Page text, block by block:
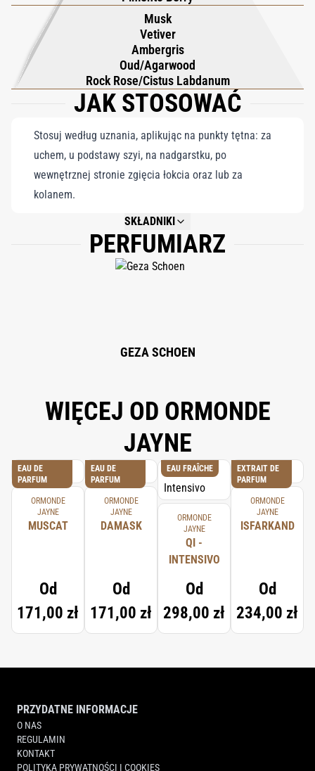
Musk
Vetiver
Ambergris
Oud/Agarwood
Rock Rose/Cistus Labdanum
JAK STOSOWAĆ
Stosuj według uznania, aplikując na punkty tętna: za
uchem, u podstawy szyi, na nadgarstku, po
wewnętrznej stronie zgięcia łokcia oraz lub za
kolanem.
SKŁADNIKI
NOT AVAILABLE.
PERFUMIARZ
GEZA SCHOEN
WIĘCEJ OD ORMONDE
JAYNE
EAU DE
PARFUM
ORMONDE
JAYNE
MUSCAT
Od
171,00 zł
EAU DE
PARFUM
ORMONDE
JAYNE
DAMASK
Od
171,00 zł
EAU FRAÎCHE
ORMONDE
JAYNE
QI -
INTENSIVO
Od
298,00 zł
EXTRAIT DE
PARFUM
ORMONDE
JAYNE
ISFARKAND
Od
234,00 zł
PRZYDATNE INFORMACJE
O NAS
REGULAMIN
KONTAKT
POLITYKA PRYWATNOŚCI I COOKIES